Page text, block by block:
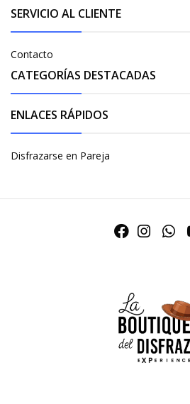
SERVICIO AL CLIENTE
Contacto
CATEGORÍAS DESTACADAS
ENLACES RÁPIDOS
Disfrazarse en Pareja